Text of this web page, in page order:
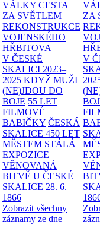
VÁLKY CESTA
ZA SVĚTLEM
REKONSTRUKCE
VOJENSKÉHO
HŘBITOVA
V ČESKÉ
SKALICI 2023–
2025 KDYŽ MUŽI
(NE)JDOU DO
BOJE 55 LET
FILMOVÉ
BABIČKY ČESKÁ
SKALICE 450 LET
MĚSTEM STÁLÁ
EXPOZICE
VĚNOVANÁ
BITVĚ U ČESKÉ
SKALICE 28. 6.
1866
Zobrazit všechny
záznamy ze dne
ZA
V